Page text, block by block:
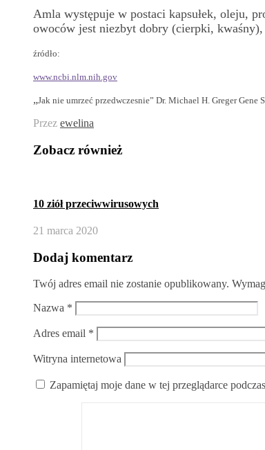
Amla występuje w postaci kapsułek, oleju,
owoców jest niezbyt dobry (cierpki,
źródło:
www.ncbi.nlm.nih.gov
„Jak nie umrzeć przedwczesnie” Dr. Michael H. Greger Gene
Przez ewelina
Zobacz również
10 ziół przeciwwirusowych
21 marca 2020
Dodaj komentarz
Twój adres email nie zostanie opublikowany.
Nazwa *
Adres email *
Witryna internetowa
Zapamiętaj moje dane w tej przeglądarce